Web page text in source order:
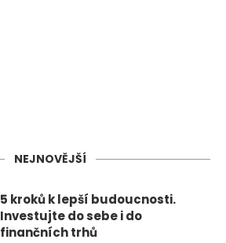
NEJNOVĚJŠÍ
5 kroků k lepší budoucnosti.
Investujte do sebe i do
finančních trhů